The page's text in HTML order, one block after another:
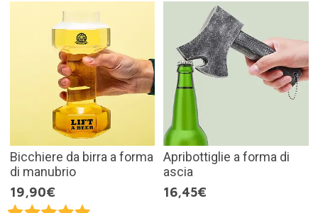
Bicchiere da birra a forma
di manubrio
19,90€
Apribottiglie a forma di
ascia
16,45€